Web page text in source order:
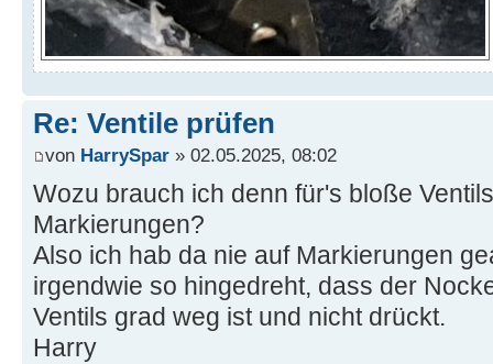
Re: Ventile prüfen
von HarrySpar » 02.05.2025, 08:02
Wozu brauch ich denn für's bloße
Markierungen?
Also ich hab da nie auf Markierungen
irgendwie so hingedreht, dass der
Ventils grad weg ist und nicht drückt.
Harry